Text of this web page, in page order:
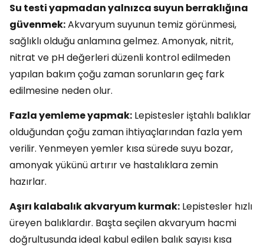
Su testi yapmadan yalnızca suyun berraklığına
güvenmek:Akvaryum suyunun temiz görünmesi,
sağlıklı olduğu anlamına gelmez. Amonyak, nitrit,
nitrat ve pH değerleri düzenli kontrol edilmeden
yapılan bakım çoğu zaman sorunların geç fark
edilmesine neden olur.
Fazla yemleme yapmak: Lepistesler iştahlı balıklar
olduğundan çoğu zaman ihtiyaçlarından fazla yem
verilir. Yenmeyen yemler kısa sürede suyu bozar,
amonyak yükünü artırır ve hastalıklara zemin
hazırlar.
Aşırı kalabalık akvaryum kurmak: Lepistesler hızlı
üreyen balıklardır. Başta seçilen akvaryum hacmi
doğrultusunda ideal kabul edilen balık sayısı kısa